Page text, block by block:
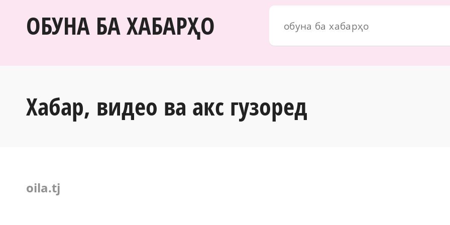
ОБУНА БА ХАБАРҲО
Хабар, видео ва акс гузоред
oila.tj